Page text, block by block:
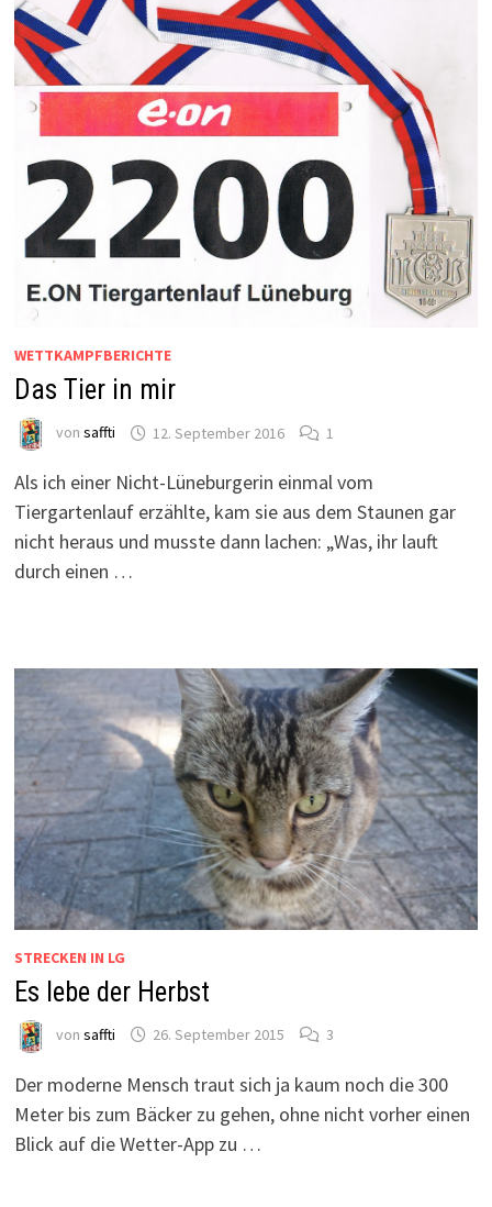
WETTKAMPFBERICHTE
Das Tier in mir
von saffti 12. September 2016 1
Als ich einer Nicht-Lüneburgerin einmal vom
Tiergartenlauf erzählte, kam sie aus dem Staunen gar
nicht heraus und musste dann lachen: „Was, ihr lauft
durch einen …
STRECKEN IN LG
Es lebe der Herbst
von saffti 26. September 2015 3
Der moderne Mensch traut sich ja kaum noch die 300
Meter bis zum Bäcker zu gehen, ohne nicht vorher einen
Blick auf die Wetter-App zu …